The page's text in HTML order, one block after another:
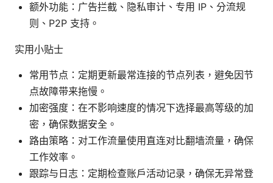
额外功能：广告拦截、隐私审计、专用 IP、分流规
则、P2P 支持。
实用小贴士
常用节点：定期更新最常连接的节点列表，避免因节
点故障带来拖慢。
加密强度：在不影响速度的情况下选择最高等级的加
密，确保数据安全。
路由策略：对工作流量使用直连对比翻墙流量，确保
工作效率。
跟踪与日志：定期检查账户活动记录，确保无异常登